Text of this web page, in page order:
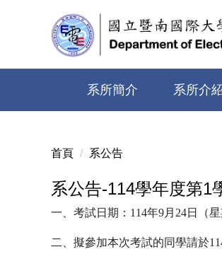
區
系所簡介 系所介
首頁 系公告
系公告-114學年度第1
一、考試日期： 114年9月24日（
二、擬參加本次考試的同學請於